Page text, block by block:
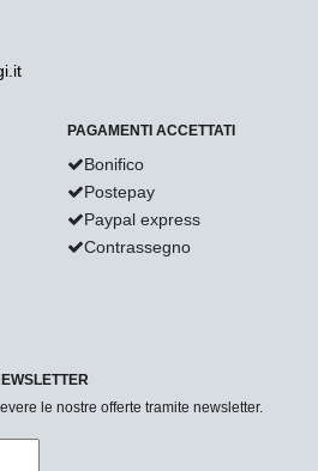
PAGAMENTI ACCETTATI
Bonifico
Postepay
Paypal express
Contrassegno
le nostre offerte tramite newsletter.